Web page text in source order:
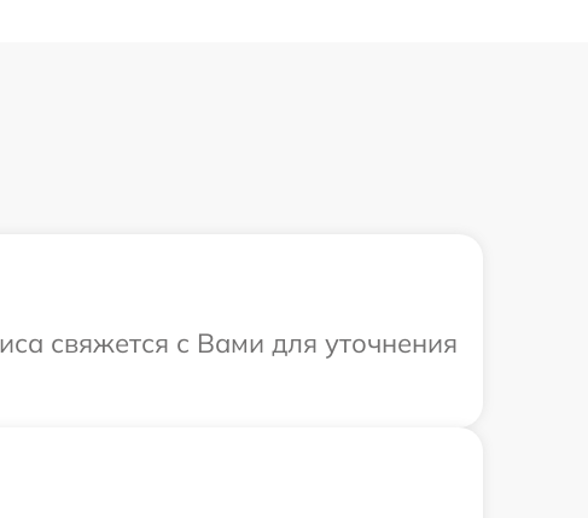
свяжется с Вами для уточнения